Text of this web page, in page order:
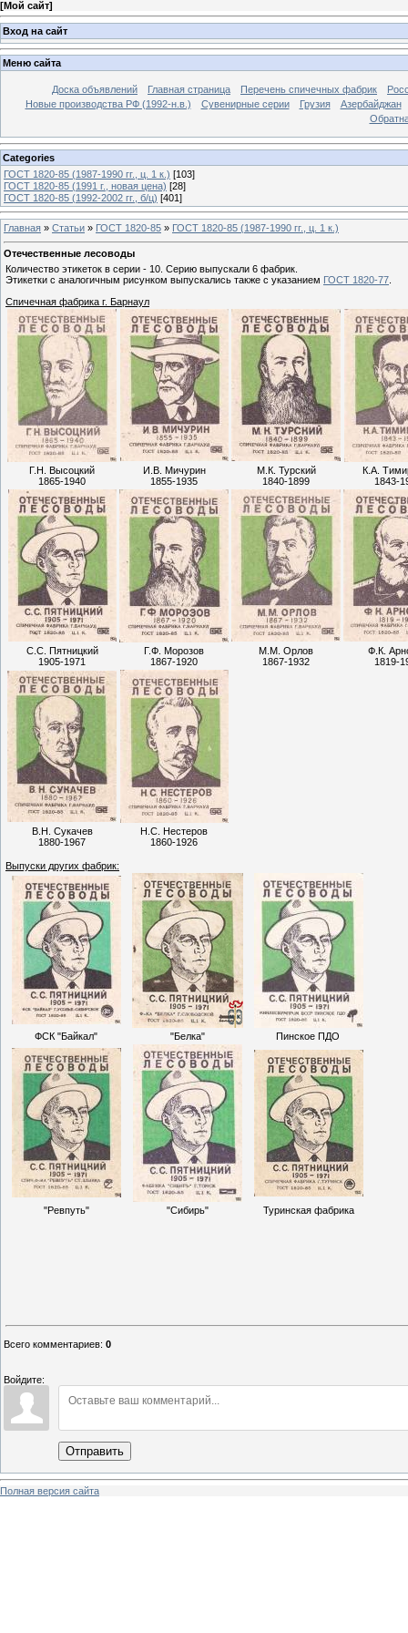
[Мой сайт]
Вход на сайт
Меню сайта
Доска объявлений Главная страница Перечень спичечных фабрик
Новые производства РФ (1992-н.в.)
Сувенирные серии Грузия
Азербайджан
Categories
ГОСТ 1820-85 (1987-1990 гг., ц. 1 к.) [103]
ГОСТ 1820-85 (1991 г., новая цена) [28]
ГОСТ 1820-85 (1992-2002 гг., б/ц) [401]
Главная » Статьи » ГОСТ 1820-85 » ГОСТ 1820-85 (1987-1990 гг., ц. 1 к.)
Отечественные лесоводы
Количество этикеток в серии - 10. Серию выпускали 6 фабрик.
Этикетки с аналогичным рисунком выпускались также с указанием ГОСТ 1820-77
Спичечная фабрика г. Барнаул
Г.Н. Высоцкий
1865-1940
И.В. Мичурин
1855-1935
М.К. Турский
1840-1899
К.А.
1843-
С.С. Пятницкий
1905-1971
Г.Ф. Морозов
1867-1920
М.М. Орлов
1867-1932
Ф.К.
1819-
В.Н. Сукачев
1880-1967
Н.С. Нестеров
1860-1926
Выпуски других фабрик:
ФСК "Байкал" "Белка" Пинское ПДО
"Ревпуть" "Сибирь" Туринская фабрика
Всего комментариев: 0
Войдите:
Отправить
Полная версия сайта